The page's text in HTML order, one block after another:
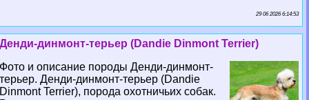
29 06 2026 6:14:53
Денди-динмонт-терьер (Dandie Dinmont Terrier)
Фото и описание породы Денди-динмонт-
терьер. Денди-динмонт-терьер (Dandie
Dinmont Terrier), порода охотничьих собак.